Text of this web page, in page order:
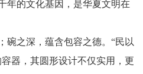
年的文化基因，是华夏文明在
碗之深，蕴含包容之德。“民以
器，其圆形设计不仅实用，更